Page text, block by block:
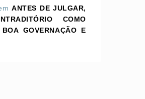
ANTES DE JULGAR,
COMO
GOVERNAÇÃO E